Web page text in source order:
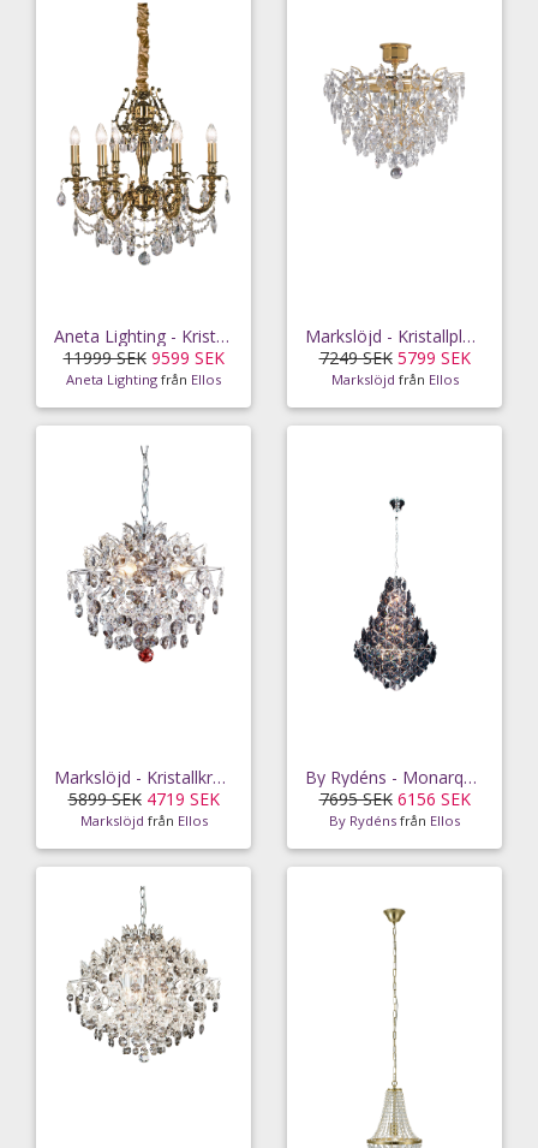
Aneta Lighting - Kristallkrona Versailles - Guld
11999 SEK 9599 SEK
Aneta Lighting från Ellos
Markslöjd - Kristallplafond - Guld
7249 SEK 5799 SEK
Markslöjd från Ellos
Markslöjd - Kristallkrona HIDDEN GEM 3L - Transparent
5899 SEK 4719 SEK
Markslöjd från Ellos
By Rydéns - Monarque taklampa - Svart
7695 SEK 6156 SEK
By Rydéns från Ellos